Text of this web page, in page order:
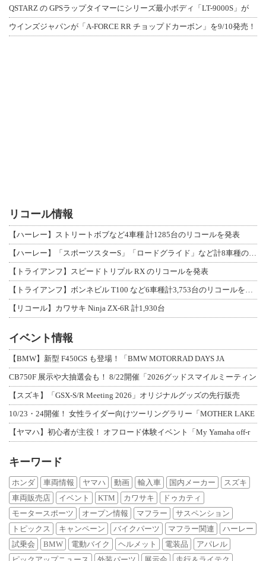
QSTARZ の GPSラップタイマーにシリーズ最小ボディ「LT-9000S」が
ウインズジャパンが「A-FORCE RR チョップドカーボン」を9/10発売！
リコール情報
【ハーレー】ストリートボブなど4車種 計1285台のリコールを発表
【トライアンフ】スピードトリプル RX のリコールを発表
【リコール】カワサキ Ninja ZX-6R 計1,930台
イベント情報
【BMW】新型 F450GS も登場！「BMW MOTORRAD DAYS JA
CB750F 展示や大抽選会も！ 8/22開催「2026グッドスマイルミーティン
【スズキ】「GSX-S/R Meeting 2026」オリジナルグッズの先行販売
10/23・24開催！ 女性ライダー向けツーリングラリー「MOTHER LAKE
【ヤマハ】初心者が主役！ オフロード体験イベント「My Yamaha off-r
キーワード
ホンダ 車両情報 ヤマハ 動画 輸入車 国内メーカー
スズキ
車両販売店
イベント KTM カワサキ
ドゥカティ
モータースポーツ
オープン情報 マフラー
サスペンション
トピックス
キャンペーン バイクパーツ マフラー関連
ハーレー
試乗会
BMW 電動バイク ヘルメット 電装品
アパレル